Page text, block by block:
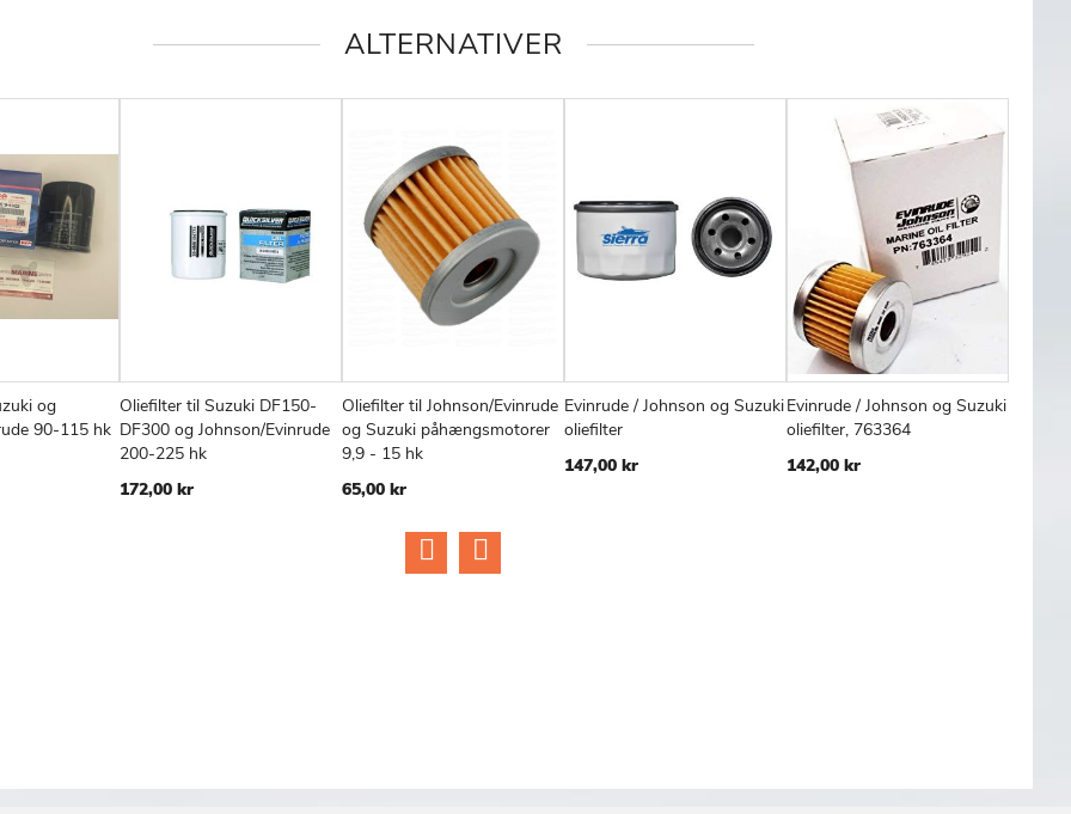
ALTERNATIVER
TILFØJSAMMENLIGN
og
90-115 hk
Læg i kurv
TILFØJSAMMENLIGN
Oliefilter til Suzuki DF150-
DF300 og Johnson/Evinrude
200-225 hk
172,00 kr
Læg i kurv
TILFØJSAMMENLIGN
Oliefilter til Johnson/Evinrude
og Suzuki påhængsmotorer
9,9 - 15 hk
65,00 kr
Læg i kurv
TILFØJSAMMENLIGN
Evinrude / Johnson og Suzuki
oliefilter
147,00 kr
Læg i kurv
TILFØJ
Evinrude / Johnson og Suzuki
oliefilter, 763364
142,00 kr